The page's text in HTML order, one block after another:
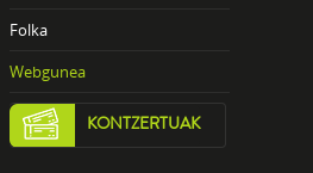
Folka
Webgunea
KONTZERTUAK